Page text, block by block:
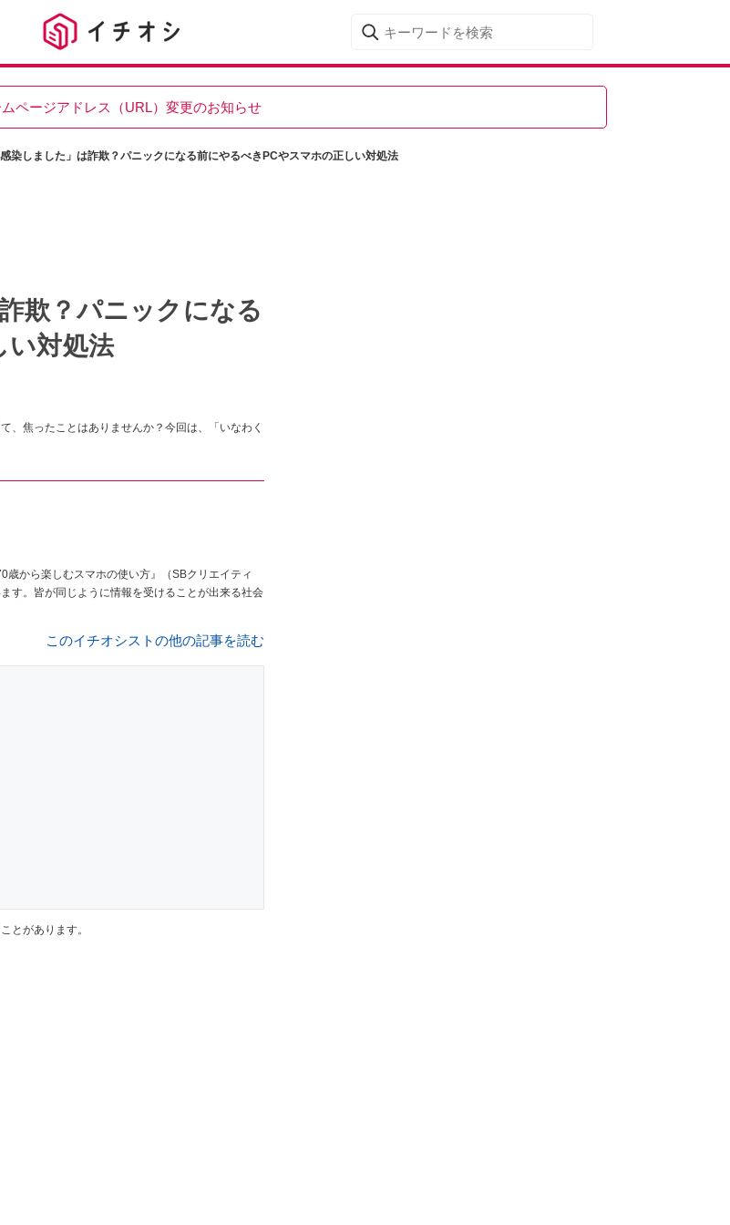
ページアドレス（URL）変更のお知らせ
感染しました」は詐欺？パニックになる前にやるべきPCやスマホの正しい対処法
欺？パニックになる
い対処法
、焦ったことはありませんか？今回は、「いなわく
から楽しむスマホの使い方』（SBクリエイティ
す。皆が同じように情報を受けることが出来る社会
このイチオシストの他の記事を読む
とがあります。